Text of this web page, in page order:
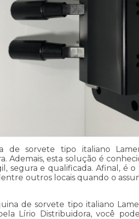
de sorvete tipo italiano
Ademais, esta solução é
segura e qualificada. Afinal, é
outros locais quando o
de sorvete tipo italiano
Lírio Distribuidora, você